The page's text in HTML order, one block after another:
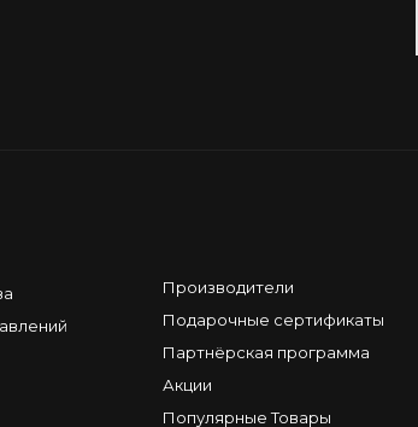
Производители
Подарочные сертификаты
Партнёрская программа
Акции
Популярные Товары